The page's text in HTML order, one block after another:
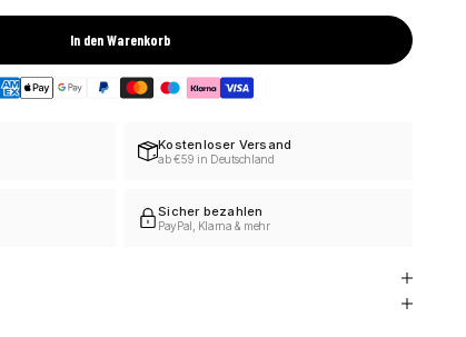
In den Warenkorb
Kostenloser Versand
ab €59 in Deutschland
Sicher bezahlen
PayPal, Klarna & mehr